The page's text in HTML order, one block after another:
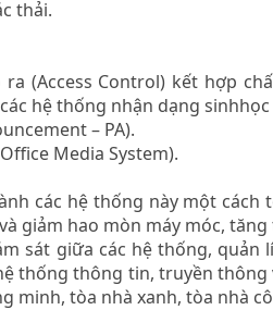
thải.
(Access Control) kết hợp
hệ thống nhận dạng
– PA).
Media System).
các hệ thống này một
giảm hao mòn máy móc,
sát giữa các hệ thống,
thống thông tin, truyền
minh, tòa nhà xanh, tòa nhà